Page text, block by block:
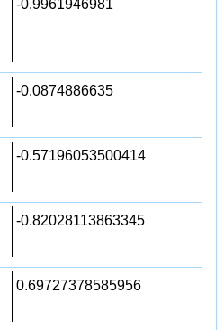
-0.9961946981
-0.0874886635
-0.57196053500414
-0.82028113863345
0.69727378585956